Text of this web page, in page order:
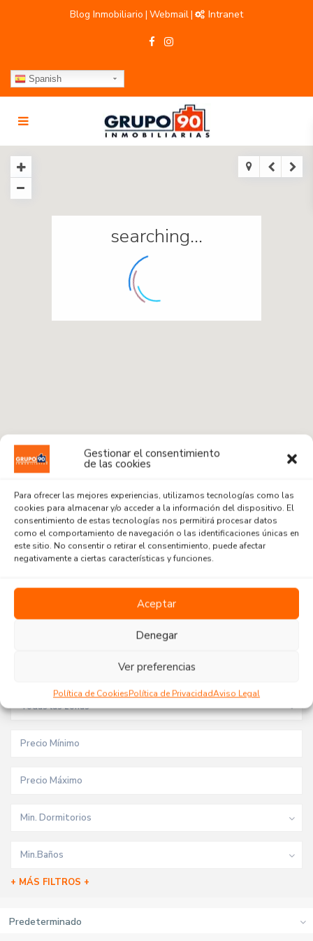
Gestionar el consentimiento
de las cookies
Para ofrecer las mejores experiencias, utilizamos tecnologías como las
cookies para almacenar y/o acceder a la información del dispositivo. El
consentimiento de estas tecnologías nos permitirá procesar datos
como el comportamiento de navegación o las identificaciones únicas en
este sitio. No consentir o retirar el consentimiento, puede afectar
negativamente a ciertas características y funciones.
Aceptar
Denegar
Ver preferencias
Política de CookiesPolítica de PrivacidadAviso Legal
Blog Inmobiliario | Webmail| Intranet
Spanish
searching...
Radius:1 km
Todas las zonas
Min. Dormitorios
Min.Baños
+ MÁS FILTROS +
Predeterminado